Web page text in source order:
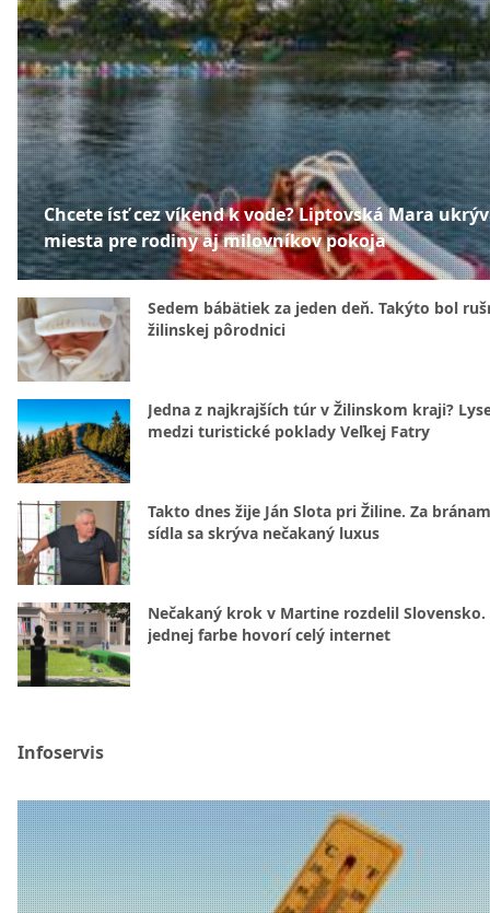
Chcete ísť cez víkend k vode? Liptovská Mara
miesta pre rodiny aj milovníkov pokoja
Sedem bábätiek za jeden deň. Takýto bol
žilinskej pôrodnici
Jedna z najkrajších túr v Žilinskom kraji?
medzi turistické poklady Veľkej Fatry
Takto dnes žije Ján Slota pri Žiline. Za
sídla sa skrýva nečakaný luxus
Nečakaný krok v Martine rozdelil Slovensko.
jednej farbe hovorí celý internet
Infoservis